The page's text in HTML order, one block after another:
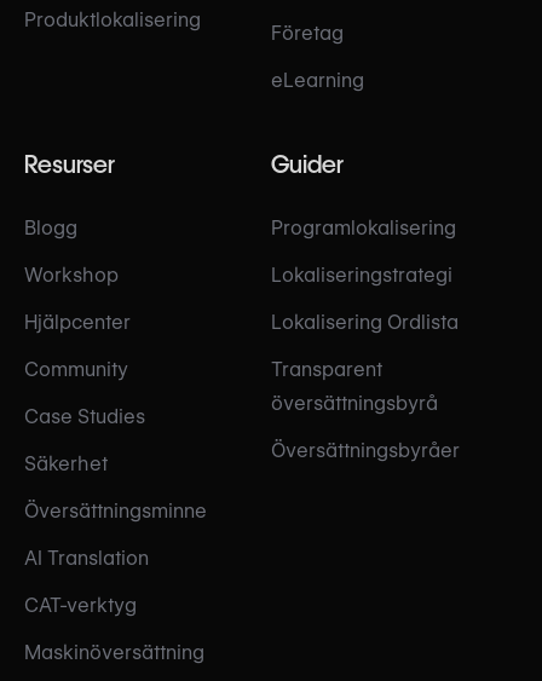
Produktlokalisering
Företag
eLearning
Resurser
Blogg
Workshop
Hjälpcenter
Community
Case Studies
Säkerhet
Översättningsminne
AI Translation
CAT-verktyg
Maskinöversättning
Guider
Programlokalisering
Lokaliseringstrategi
Lokalisering Ordlista
Transparent
översättningsbyrå
Översättningsbyråer